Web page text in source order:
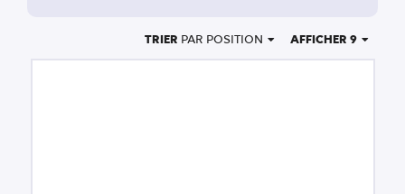
AFFICHER 9
TRIER PAR POSITION